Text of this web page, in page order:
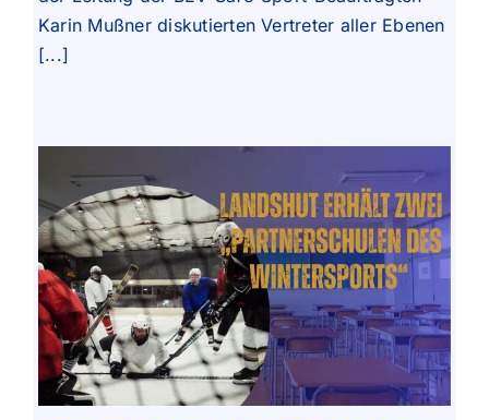
Karin Mußner diskutierten Vertreter aller Ebenen
[...]